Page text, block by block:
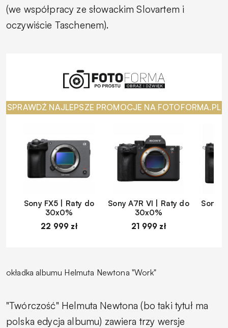
(we współpracy ze słowackim Slovartem i
oczywiście Taschenem).
SPRAWDŹ NAJLEPSZE PROMOCJE NA FOTOFORMA.PL
Sony FX5 | Raty do
30x0%
22 999 zł
Sony A7R VI | Raty do
30x0%
21 999 zł
Sony
okładka albumu Helmuta Newtona "Work"
"Twórczość" Helmuta Newtona (bo taki tytuł ma
polska edycja albumu) zawiera trzy wersje